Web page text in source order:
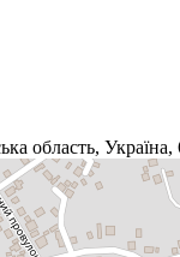
область, Україна,